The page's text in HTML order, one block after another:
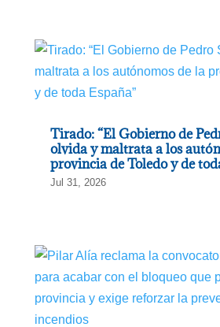
Tirado: “El Gobierno de
olvida y maltrata a los
provincia de Toledo y de
Jul 31, 2026